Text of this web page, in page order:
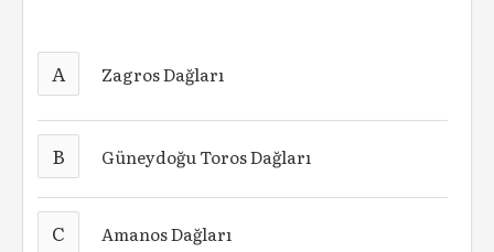
A Zagros Dağları
B Güneydoğu Toros Dağları
C Amanos Dağları